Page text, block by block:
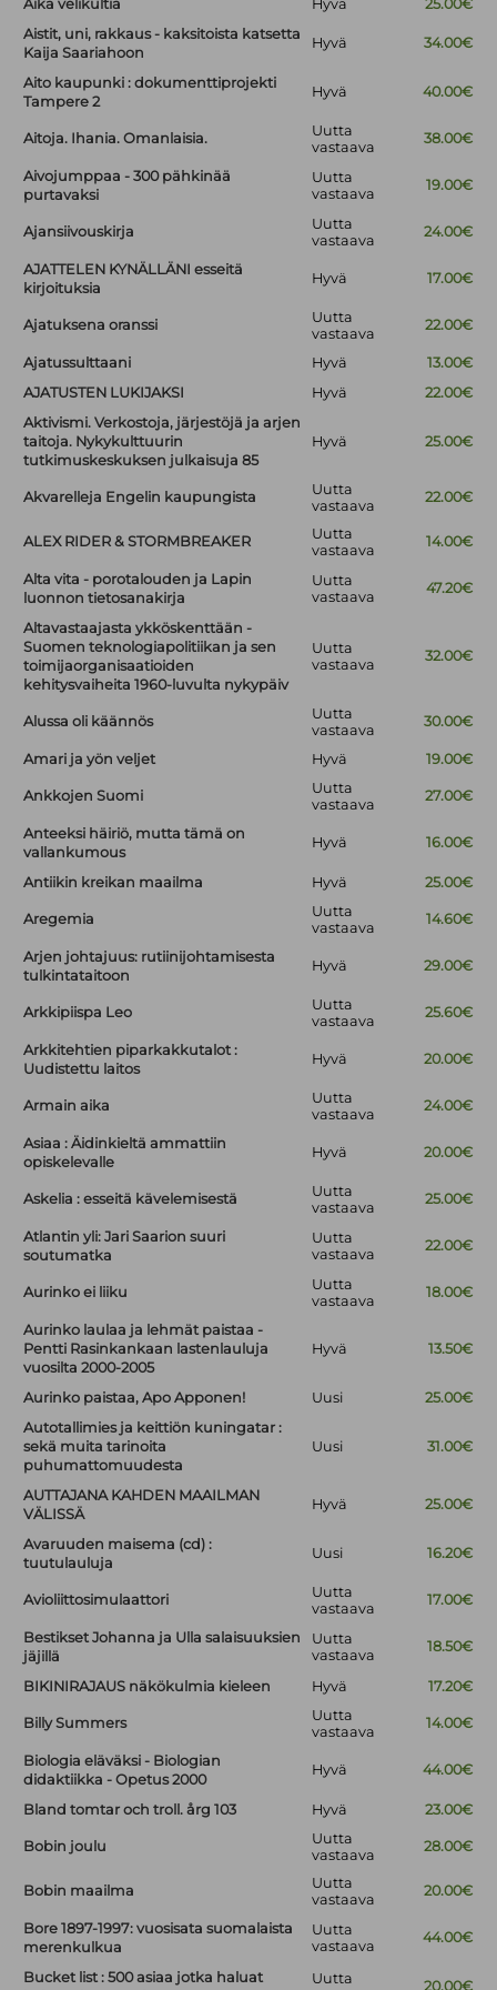
Aika velikultia Hyvä
25.00€
Aistit, uni, rakkaus - kaksitoista katsetta
Kaija Saariahoon
Hyvä 34.00€
Aito kaupunki : dokumenttiprojekti
Tampere 2
Hyvä 40.00€
Aitoja. Ihania. Omanlaisia.
Uutta
vastaava
38.00€
Aivojumppaa - 300 pähkinää
purtavaksi
Uutta
vastaava
19.00€
Ajansiivouskirja
Uutta
vastaava
24.00€
AJATTELEN KYNÄLLÄNI esseitä
kirjoituksia
Hyvä 17.00€
Ajatuksena oranssi
Uutta
vastaava
22.00€
Ajatussulttaani Hyvä
13.00€
AJATUSTEN LUKIJAKSI
Hyvä
22.00€
Aktivismi. Verkostoja, järjestöjä ja arjen
taitoja. Nykykulttuurin
tutkimuskeskuksen julkaisuja 85
Hyvä 25.00€
Akvarelleja Engelin kaupungista
Uutta
vastaava
22.00€
ALEX RIDER & STORMBREAKER
Uutta
vastaava
14.00€
Alta vita - porotalouden ja Lapin
luonnon tietosanakirja
Uutta
vastaava
47.20€
Altavastaajasta ykköskenttään -
Suomen teknologiapolitiikan ja sen
toimijaorganisaatioiden
kehitysvaiheita 1960-luvulta nykypäiv
Uutta
vastaava
32.00€
Alussa oli käännös
Uutta
vastaava
30.00€
Amari ja yön veljet Hyvä 19.00€
Ankkojen Suomi
Uutta
vastaava
27.00€
Anteeksi häiriö, mutta tämä on
vallankumous
Hyvä 16.00€
Antiikin kreikan maailma Hyvä 25.00€
Aregemia
Uutta
vastaava
14.60€
Arjen johtajuus: rutiinijohtamisesta
tulkintataitoon
Hyvä 29.00€
Arkkipiispa Leo
Uutta
vastaava
25.60€
Arkkitehtien piparkakkutalot :
Uudistettu laitos
Hyvä 20.00€
Armain aika
Uutta
vastaava
24.00€
Asiaa : Äidinkieltä ammattiin
opiskelevalle
Hyvä 20.00€
Askelia : esseitä kävelemisestä
Uutta
vastaava
25.00€
Atlantin yli: Jari Saarion suuri
soutumatka
Uutta
vastaava
22.00€
Aurinko ei liiku
Uutta
vastaava
18.00€
Aurinko laulaa ja lehmät paistaa -
Pentti Rasinkankaan lastenlauluja
vuosilta 2000-2005
Hyvä 13.50€
Aurinko paistaa, Apo Apponen! Uusi
25.00€
Autotallimies ja keittiön kuningatar :
sekä muita tarinoita
puhumattomuudesta
Uusi 31.00€
AUTTAJANA KAHDEN MAAILMAN
VÄLISSÄ
Hyvä 25.00€
Avaruuden maisema (cd) :
tuutulauluja
Uusi 16.20€
Avioliittosimulaattori
Uutta
vastaava
17.00€
Bestikset Johanna ja Ulla salaisuuksien
jäjillä
Uutta
vastaava
18.50€
BIKINIRAJAUS näkökulmia kieleen Hyvä 17.20€
Billy Summers
Uutta
vastaava
14.00€
Biologia eläväksi - Biologian
didaktiikka - Opetus 2000
Hyvä 44.00€
Bland tomtar och troll. årg 103 Hyvä 23.00€
Bobin joulu
Uutta
vastaava
28.00€
Bobin maailma
Uutta
vastaava
20.00€
Bore 1897-1997: vuosisata suomalaista
merenkulkua
Uutta
vastaava
44.00€
Bucket list : 500 asiaa jotka haluat
Uutta
20.00€